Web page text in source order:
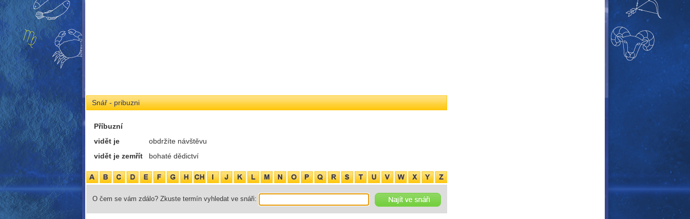
Snář - pribuzni
Příbuzní
vidět je
obdržíte návštěvu
vidět je zemřít
bohaté dědictví
O čem se vám zdálo? Zkuste termín vyhledat ve snáři: